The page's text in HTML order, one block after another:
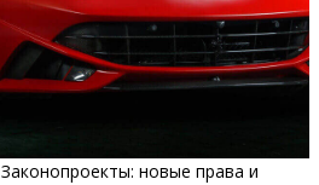
Законопроекты: новые права и